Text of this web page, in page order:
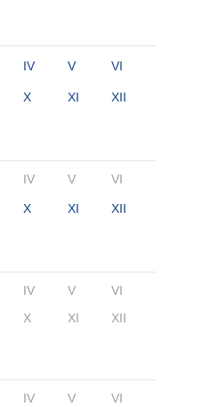
IV V VI
X XI XII
IV V VI
X XI XII
IV V
VI
X XI XII
IV V
VI